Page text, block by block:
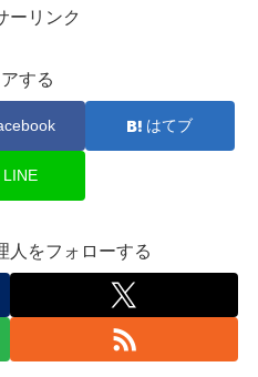
ーリンク
する
はてブ
LINE
人をフォローする